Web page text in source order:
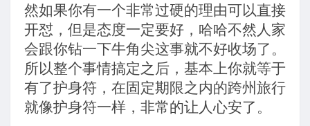
然如果你有一个非常过硬的理由可以直接
开怼，但是态度一定要好，哈哈不然人家
会跟你钻一下牛角尖这事就不好收场了。
所以整个事情搞定之后，基本上你就等于
有了护身符，在固定期限之内的跨州旅行
就像护身符一样，非常的让人心安了。